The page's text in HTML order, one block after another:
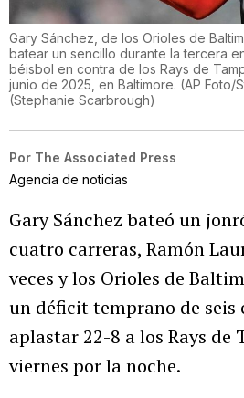
Gary Sánchez, de los Orioles de
batear un sencillo durante la tercera
béisbol en contra de los Rays de
junio de 2025, en Baltimore. (AP Foto/
(Stephanie Scarbrough)
Por The Associated Press
Agencia de noticias
Gary Sánchez bateó un
cuatro carreras, Ramón
veces y los Orioles de
un déficit temprano de seis
aplastar 22-8 a los Rays de
viernes por la noche.